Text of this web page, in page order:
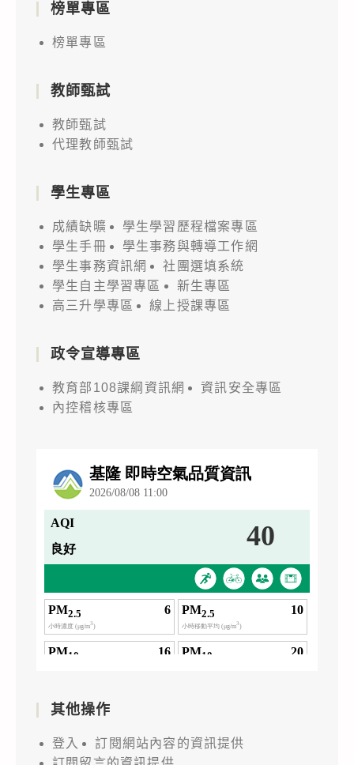
榜單專區
榜單專區
教師甄試
教師甄試
代理教師甄試
學生專區
成績缺曠
學生學習歷程檔案專區
學生手冊
學生事務與轉導工作網
學生事務資訊網
社團選填系統
學生自主學習專區
新生專區
高三升學專區
線上授課專區
政令宣導專區
教育部108課綱資訊網
資訊安全專區
內控稽核專區
其他操作
登入
訂閱網站內容的資訊提供